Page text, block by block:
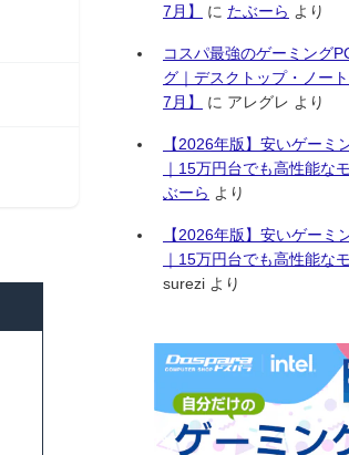
7月】
に たぶーら より
コスパ最強のゲーミング
グ｜デスクトップ・ノー
7月】
に アレグレ より
【2026年版】安いゲーミ
｜15万円台でも高性能な
ぶーら より
【2026年版】安いゲーミ
｜15万円台でも高性能な
surezi より